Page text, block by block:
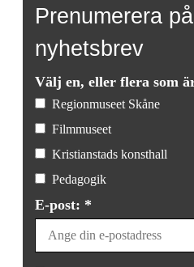
Prenumerera
nyhetsbrev
Välj en, eller flera som
Regionmuseet Skåne
Filmmuseet
Kristianstads konsthall
Pedagogik
E-post: *